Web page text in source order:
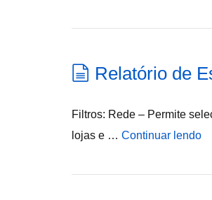
Relatório de
Filtros: Rede – Permite
lojas e … Continuar lendo